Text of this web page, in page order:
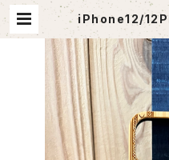
iPhone12/